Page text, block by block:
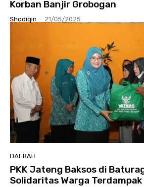
Korban Banjir Grobogan
Shodiqin - 21/05/2025
DAERAH
PKK Jateng Baksos di
Solidaritas Warga